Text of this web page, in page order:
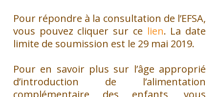
Pour répondre à la consultation de l’EFSA,
vous pouvez cliquer sur ce lien. La date
limite de soumission est le 29 mai 2019.
Pour en savoir plus sur l’âge approprié
d’introduction de l’alimentation
complémentaire des enfants, vous